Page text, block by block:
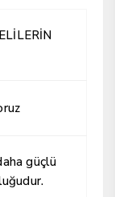
güçlü